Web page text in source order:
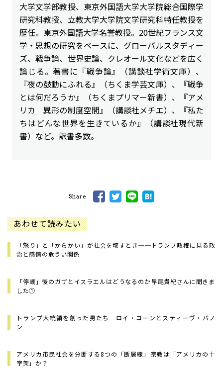
大学文学部教授、東京外国語大学大学院総合国際学
研究科教授、立教大学大学院文学研究科特任教授を
歴任。東京外国語大学名誉教授。20世紀フランス文
学・思想の研究をベースに、グローバルスタディー
ズ、戦争論、世界史論、クレオール文化などを広く
論じる。著書に『戦争論』（講談社学術文庫）、
『夜の鼓動にふれる』（ちくま学芸文庫）、『戦争
とは何だろうか』（ちくまプリマー新書）、『アメ
リカ 異形の制度空間』（講談社メチエ）、『私た
ちはどんな世界を生きているか』（講談社現代新
書）など。訳書多数。
Share
あわせて読みたい
「怒り」と「からかい」が社会を壊すとき──トランプ政権に見る政
治と感情の危うい関係
「停戦」後のガザとイスラエルはどうなるのか――早尾貴紀さんに聞きま
した①
トランプ大統領を創った男たち ロイ・コーンとスティーヴ・バノ
ン
アメリカ市民社会を分断する8つの「断層線」――宗教は「アメリカの十
字架」か？